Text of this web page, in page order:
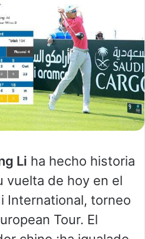
Li ha hecho historia
vuelta de hoy en el
International, torneo
Tour. El